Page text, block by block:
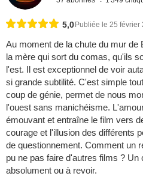
5,0 Publiée le 25 février
Au moment de la chute du mur de
la mère qui sort du comas, qu'ils
l'est. Il est exceptionnel de voir
si grande subtilité. C'est simple
coup de génie, permet de nous
l'ouest sans manichéisme.
émouvant et entraîne le film vers
courage et l'illusion des différents
de questionnement. Comment un
pu ne pas faire d'autres films ? Un
absolument ou à revoir.